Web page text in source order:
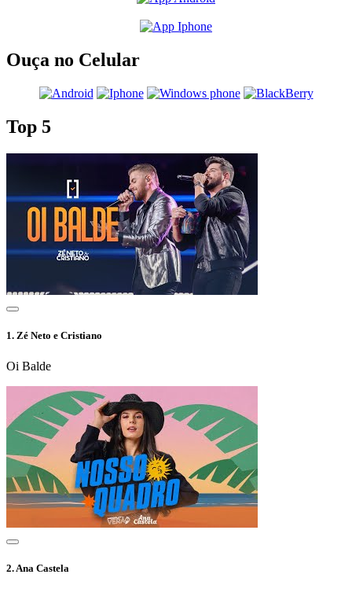
Ouça no Celular
Top 5
1. Zé Neto e Cristiano
Oi Balde
2.Ana Castela